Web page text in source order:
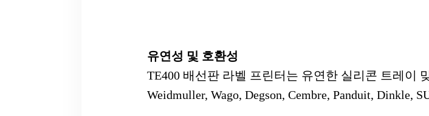
유연성 및 호환성
TE400 배선판 라벨 프린터는 유연한 실리콘 트레이
Weidmuller, Wago, Degson, Cembre, Panduit, Dinkle,